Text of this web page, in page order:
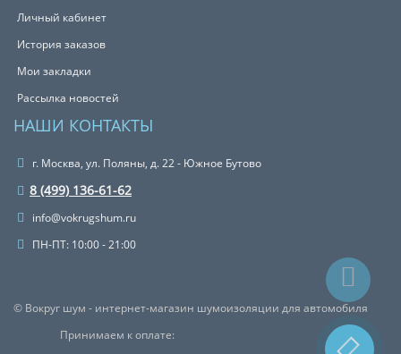
Личный кабинет
История заказов
Мои закладки
Рассылка новостей
НАШИ КОНТАКТЫ
г. Москва, ул. Поляны, д. 22 - Южное Бутово
8 (499) 136-61-62
info@vokrugshum.ru
ПН-ПТ: 10:00 - 21:00
© Вокруг шум - интернет-магазин шумоизоляции для автомобиля
Принимаем к оплате: